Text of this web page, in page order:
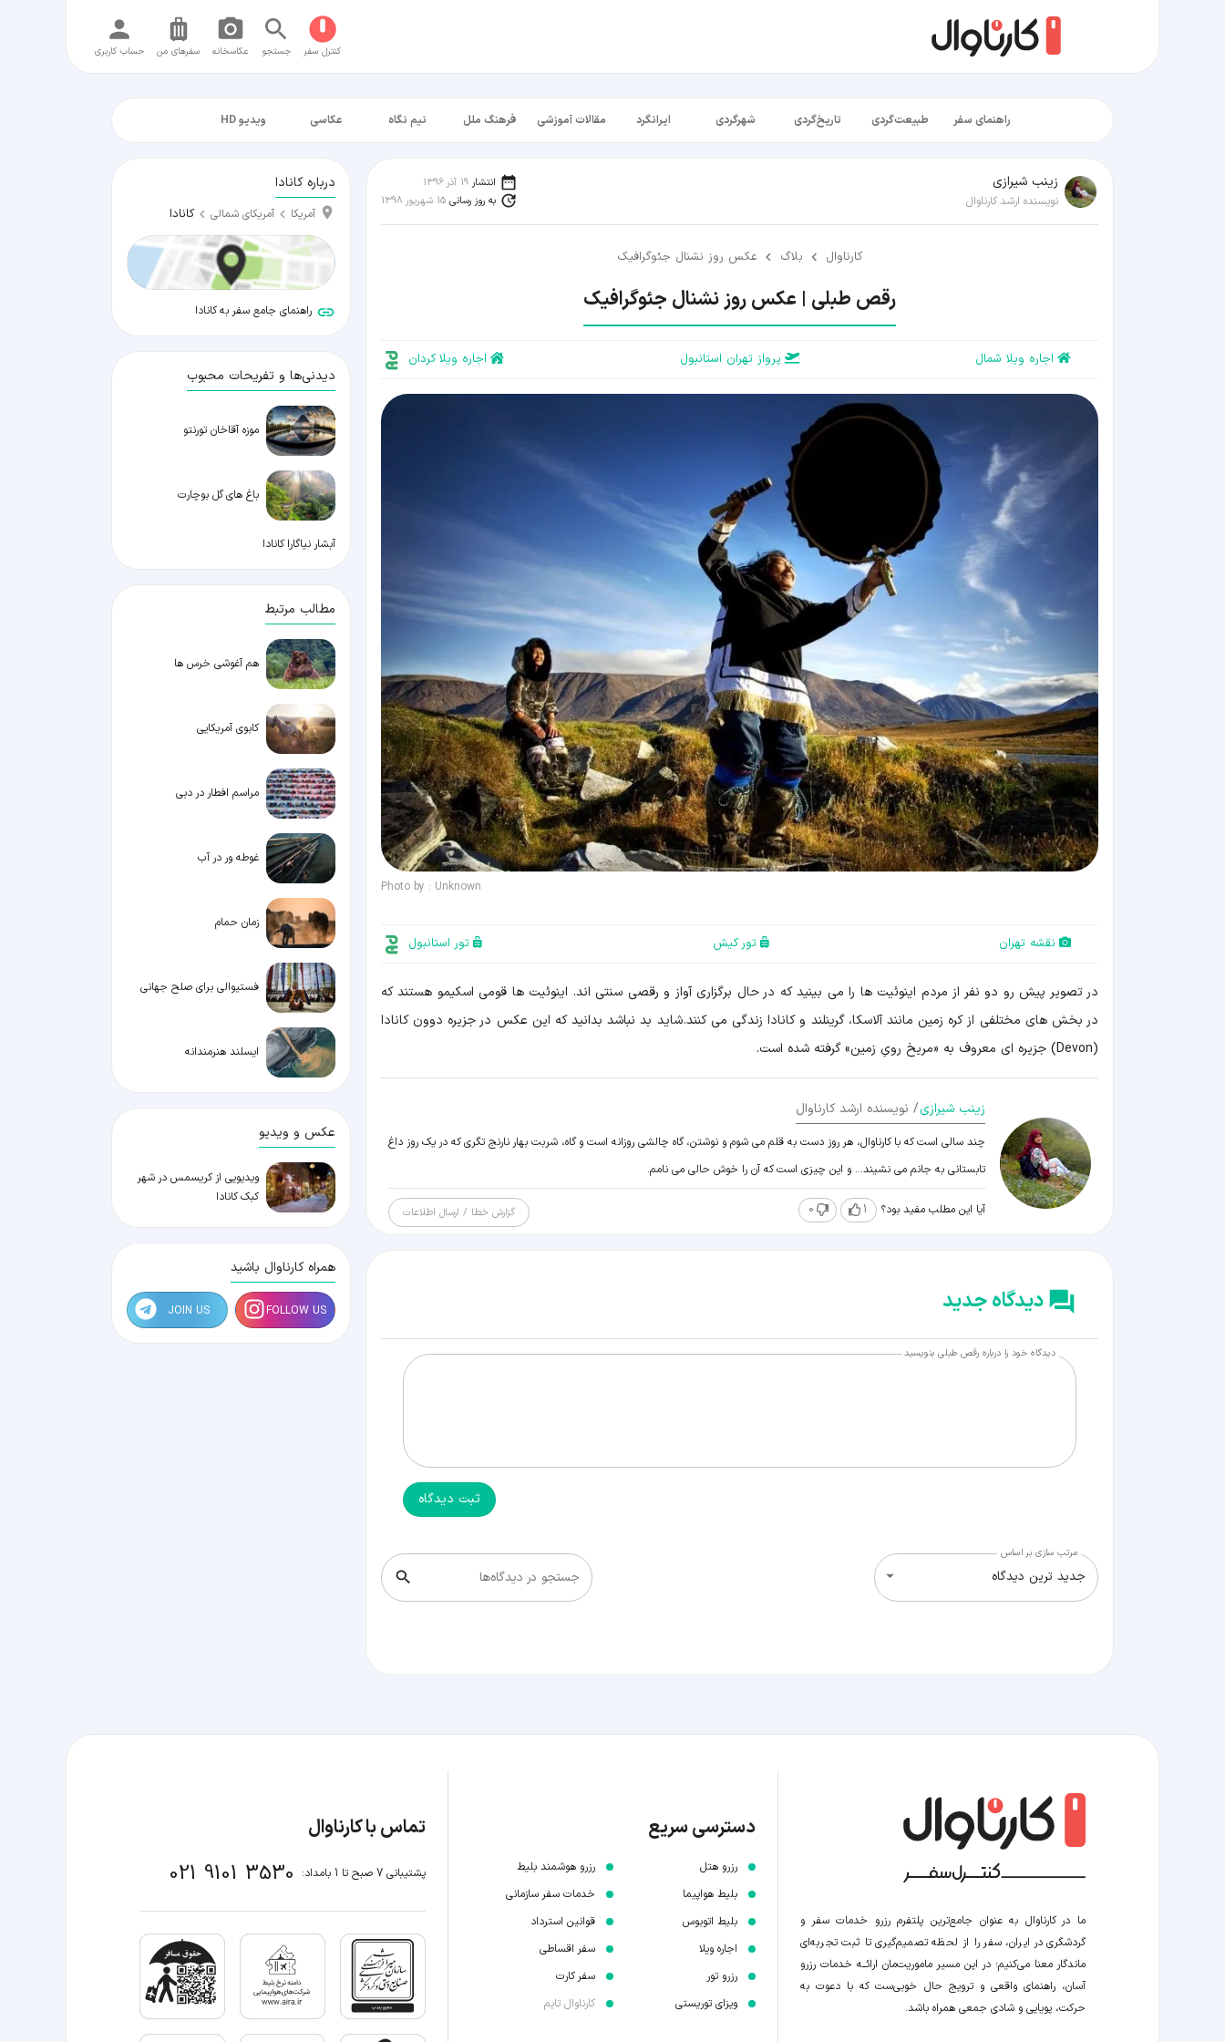
کنترل سفر جستجو عکاسخانه سفر‌های من حساب کاربری
راهنمای سفر طبیعت‌گردی تاریخ‌گردی شهرگردی ایرانگرد مقالات آموزشی فرهنگ ملل نیم نگاه عکاسی ویدیو HD
زينب شيرازی
نویسنده ارشد کارناوال
انتشار 19 آذر 1396
به روز رسانی 15 شهریور 1398
کارناوال بلاگ عکس روز نشنال جئوگرافیک
رقص طبلی | عکس روز نشنال جئوگرافیک
اجاره ویلا شمال پرواز تهران استانبول اجاره ویلا کردان
Photo by : Unknown
نقشه تهران تور کیش تور استانبول
در تصویر پیش رو دو نفر از مردم اینوئیت ها را می بینید که در حال برگزاری آواز و رقصی سنتی اند. اینوئیت ها قومی اسکیمو هستند که
در بخش های مختلفی از کره زمین مانند آلاسکا، گرینلند و کانادا زندگی می کنند. شاید بد نباشد بدانید که این عکس در جزیره دوون کانادا
(Devon) جزیره ای معروف به «مریخ رویِ زمین» گرفته شده است.
زينب شيرازی/ نویسنده ارشد کارناوال
چند سالی است که با کارناوال، هر روز دست به قلم می شوم و نوشتن، گاه چالشی روزانه است و گاه، شربت بهار نارنج تگری که در یک روز داغ
تابستانی به جانم می نشیند... و این چیزی است که آن را خوش حالی می نامم.
آیا این مطلب مفید بود؟ 1
0 گزارش خطا / ارسال اطلاعات
دیدگاه جدید
دیدگاه خود را درباره رقص طبلی بنویسید
ثبت دیدگاه
جستجو در دیدگاه‌ها
مرتب سازی بر اساس
جدید ترین دیدگاه
درباره کانادا
آمریکا آمریکای شمالی کانادا
راهنمای جامع سفر به کانادا
دیدنی‌ها و تفریحات محبوب
موزه آقاخان تورنتو
باغ های گل بوچارت
آبشار نیاگارا کانادا
مطالب مرتبط
هم آغوشی خرس ها
کابوی آمریکایی
مراسم افطار در دبی
غوطه ور در آب
زمان حمام
فستیوالی برای صلح جهانی
ایسلند هنرمندانه
عکس و ویدیو
ویدیویی از کریسمس در شهر
کبک کانادا
همراه کارناوال باشید
FOLLOW US
JOIN US
ما در کارناوال به عنوان جامع‌ترین پلتفرم رزرو خدمات سفر و
گردشگری در ایران، سفر را از لحظه‌ تصمیم‌گیری تا ثبت تجربه‌ای
ماندگار معنا می‌کنیم؛ در این مسیر‍ ماموریت‌مان اراﺋــﻪ خدمات رزرو
آسان، راهنمای واقعی و ترویج حال خوبی‌ست که با دعوت به
حرکت، پویایی و شادی جمعی همراه باشد.
دسترسی سریع
رزرو هتل
بلیط هواپیما
بلیط اتوبوس
اجاره ویلا
رزرو تور
ویزای توریستی
رزرو هوشمند بلیط
خدمات سفر سازمانی
قوانین استرداد
سفر اقساطی
سفر کارت
کارناوال تایم
تماس با کارناوال
پشتیبانی 7 صبح تا 1 بامداد: 021 9101 3530